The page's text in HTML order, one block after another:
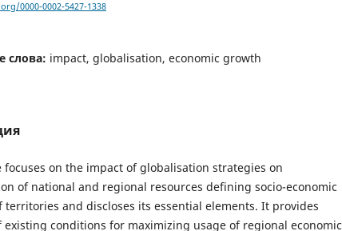
0000-0002-5427-1338
слова: impact, globalisation, economic growth
focuses on the impact of globalisation strategies on
of national and regional resources defining socio-economic
territories and discloses its essential elements. It provides
existing conditions for maximizing usage of regional economic